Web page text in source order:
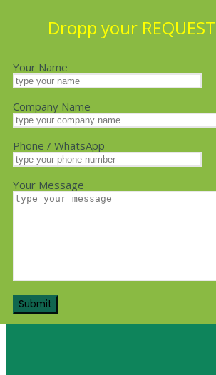
Dropp your REQUEST
Your Name
Company Name
Phone / WhatsApp
Your Message